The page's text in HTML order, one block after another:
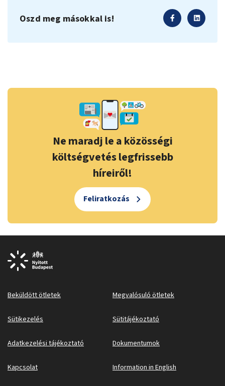
Oszd meg másokkal is!
Ne maradj le a közösségi
költségvetés legfrissebb
híreiről!
Feliratkozás
Beküldött ötletek Megvalósuló ötletek
Sütikezelés Sütitájékoztató
Adatkezelési tájékoztató Dokumentumok
Kapcsolat Information in English